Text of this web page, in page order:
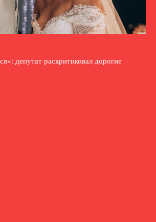
депутат раскритиковал дорогие